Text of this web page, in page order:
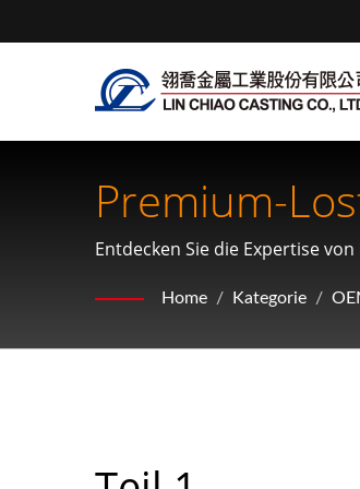
Premium-
Entdecken Sie die Expertise
Home / Kategorie /